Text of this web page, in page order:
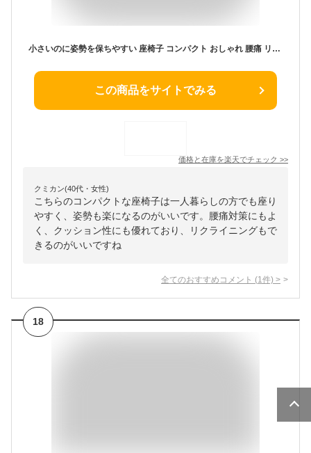
小さいのに姿勢を保ちやすい 座椅子 コンパクト おしゃれ 腰痛 リクライニング 折りたたみ 肘掛け クッション かわいい 小さい スリム こたつ用 かわいい 一人暮らし 背もたれ 座イス 座いす チェア 新生活 一人用 子供部屋 高齢者 プレゼント DZS
この商品をサイトでみる
価格と在庫を楽天でチェック >>
クミカン(40代・女性)
こちらのコンパクトな座椅子は一人暮らしの方でも座り
やすく、姿勢も楽になるのがいいです。腰痛対策にもよ
く、クッション性にも優れており、リクライニングもで
きるのがいいですね
全てのおすすめコメント (1 件) >
18